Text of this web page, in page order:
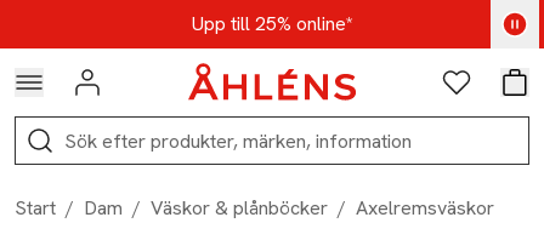
Hoppa till navigationsmenynUpp till 25% online*
Kod: AUG25 - Shoppa nu
Logga in Favoriter
Sök
Start / Dam / Väskor & plånböcker / Axelremsväskor